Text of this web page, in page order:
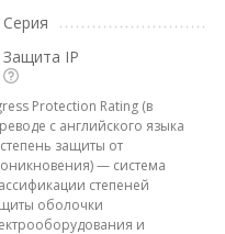
Серия
Защита IP
Protection Rating (в
с английского языка
защиты от
— система
степеней
оболочки
и